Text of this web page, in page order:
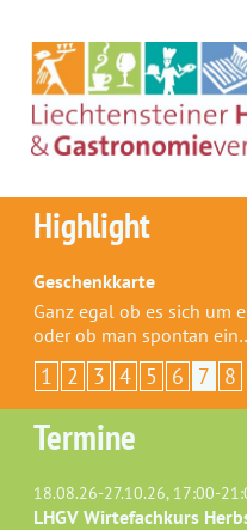
Highlight
Geschenkkarte
Ganz egal ob es sich um
oder ob man spontan
1 2 3 4 5 6 7 8
Termine
18.08.26-27.10.26, 17:00-
LHGV Wirtefachkurs